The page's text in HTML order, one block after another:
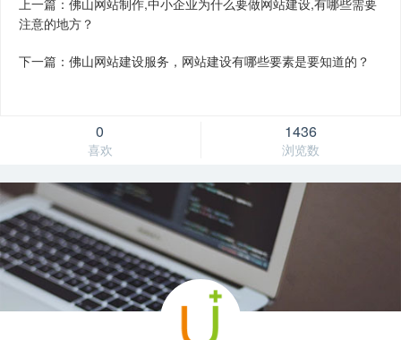
注意的地方？
下一篇：佛山网站建设服务，网站建设有哪些要素是要知道的？
0
喜欢
1436
浏览数